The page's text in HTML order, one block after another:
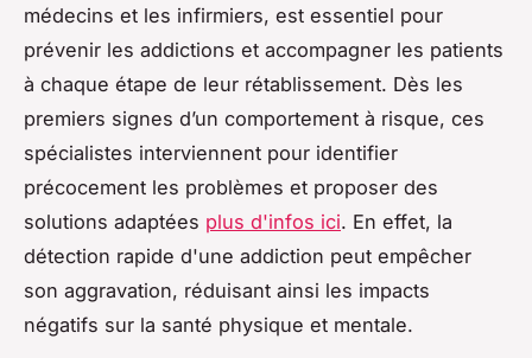
médecins et les infirmiers, est essentiel pour
prévenir les addictions et accompagner les patients
à chaque étape de leur rétablissement. Dès les
premiers signes d’un comportement à risque, ces
spécialistes interviennent pour identifier
précocement les problèmes et proposer des
solutions adaptées plus d'infos ici. En effet, la
détection rapide d'une addiction peut empêcher
son aggravation, réduisant ainsi les impacts
négatifs sur la santé physique et mentale.